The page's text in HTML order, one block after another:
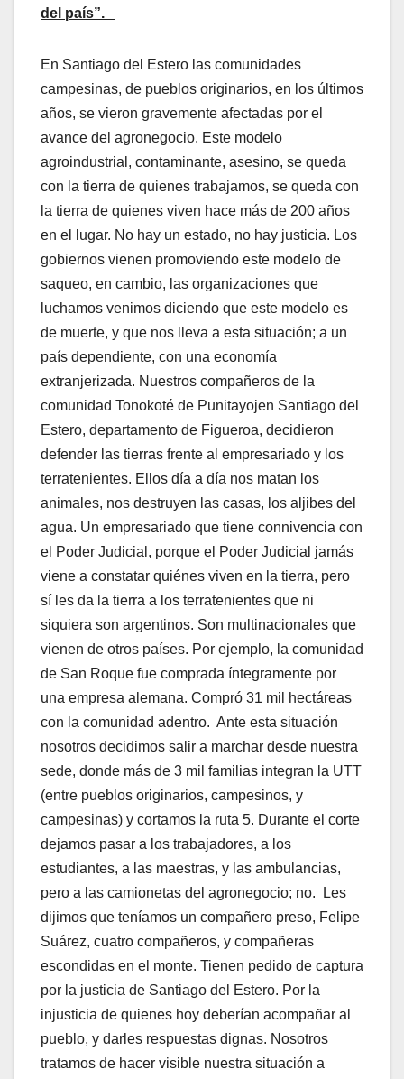
del país”.
En Santiago del Estero las comunidades
campesinas, de pueblos originarios, en los últimos
años, se vieron gravemente afectadas por el
avance del agronegocio. Este modelo
agroindustrial, contaminante, asesino, se queda
con la tierra de quienes trabajamos, se queda con
la tierra de quienes viven hace más de 200 años
en el lugar. No hay un estado, no hay justicia. Los
gobiernos vienen promoviendo este modelo de
saqueo, en cambio, las organizaciones que
luchamos venimos diciendo que este modelo es
de muerte, y que nos lleva a esta situación; a un
país dependiente, con una economía
extranjerizada. Nuestros compañeros de la
comunidad Tonokoté de Punitayojen Santiago del
Estero, departamento de Figueroa, decidieron
defender las tierras frente al empresariado y los
terratenientes. Ellos día a día nos matan los
animales, nos destruyen las casas, los aljibes del
agua. Un empresariado que tiene connivencia con
el Poder Judicial, porque el Poder Judicial jamás
viene a constatar quiénes viven en la tierra, pero
sí les da la tierra a los terratenientes que ni
siquiera son argentinos. Son multinacionales que
vienen de otros países. Por ejemplo, la comunidad
de San Roque fue comprada íntegramente por
una empresa alemana. Compró 31 mil hectáreas
con la comunidad adentro. Ante esta situación
nosotros decidimos salir a marchar desde nuestra
sede, donde más de 3 mil familias integran la UTT
(entre pueblos originarios, campesinos, y
campesinas) y cortamos la ruta 5. Durante el corte
dejamos pasar a los trabajadores, a los
estudiantes, a las maestras, y las ambulancias,
pero a las camionetas del agronegocio; no. Les
dijimos que teníamos un compañero preso, Felipe
Suárez, cuatro compañeros, y compañeras
escondidas en el monte. Tienen pedido de captura
por la justicia de Santiago del Estero. Por la
injusticia de quienes hoy deberían acompañar al
pueblo, y darles respuestas dignas. Nosotros
tratamos de hacer visible nuestra situación a